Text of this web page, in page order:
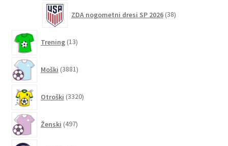
ZDA nogometni dresi SP 2026 38izdelkov
Trening 13izdelkov
Moški 3881izdelkov
Otroški 3320izdelkov
Ženski 497izdelkov